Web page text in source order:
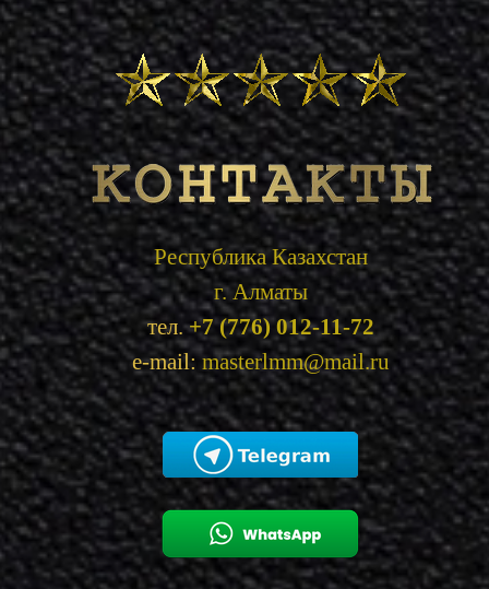
Республика Казахстан
г. Алматы
тел.+7 (776) 012-11-72
e-mail:masterlmm@mail.ru